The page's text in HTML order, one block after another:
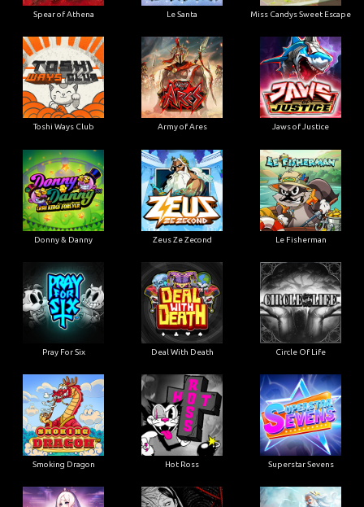
Spear of Athena Le Santa Miss Candys Sweet Escape
Toshi Ways Club Army of Ares Jaws of Justice
Donny & Danny Zeus Ze Zecond Le Fisherman
Pray For Six Deal With Death Circle Of Life
Smoking Dragon Hot Ross Superstar Sevens